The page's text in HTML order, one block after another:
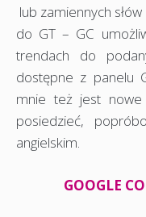
lub zamiennych
do GT – GC
trendach do
dostępne z panelu
mnie też jest
posiedzieć,
angielskim.
GOOGLE